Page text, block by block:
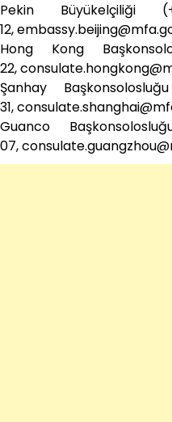
Pekin
12,
Hong Kong
22,
Şanhay
31,
Guanco
07,